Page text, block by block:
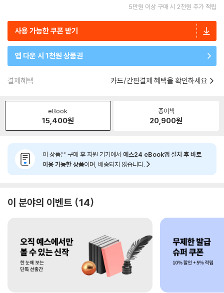
5만원 이상 구매 시 2천원 추가 적립
사용 가능한 쿠폰 받기
앱 다운 시 1천원 상품권
결제혜택 카드/간편결제 혜택을 확인하세요
eBook
15,400원
종이책
20,900원
이 상품은 구매 후 지원 기기에서 예스24 eBook앱 설치 후 바로
이용 가능한 상품이며, 배송되지 않습니다.
이 분야의 이벤트 14